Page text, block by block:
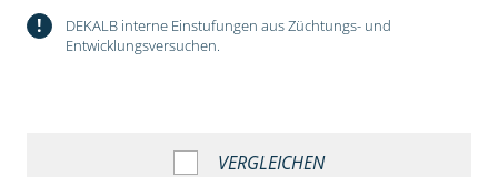
!
DEKALB interne Einstufungen aus Züchtungs- und
Entwicklungsversuchen.
VERGLEICHEN